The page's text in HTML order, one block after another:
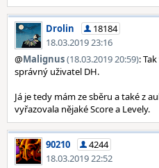
Drolin
18184
18.03.2019 23:16
@Malignus(18.03.2019 20:59):
správný uživatel DH.
Já je tedy mám ze sběru a také z
vyřazovala nějaké Score a Levely.
90210
4244
18.03.2019 22:52